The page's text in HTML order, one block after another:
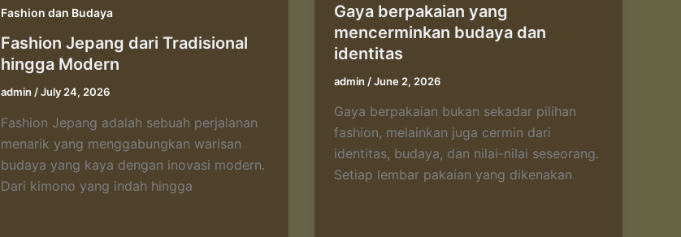
Fashion dan Budaya
Fashion Jepang dari Tradisional
hingga Modern
admin /July 24, 2026
Fashion Jepang adalah sebuah perjalanan
menarik yang menggabungkan warisan
budaya yang kaya dengan inovasi modern.
Dari kimono yang indah hingga
Gaya berpakaian yang
mencerminkan budaya dan
identitas
admin /June 2, 2026
Gaya berpakaian bukan sekadar pilihan
fashion, melainkan juga cermin dari
identitas, budaya, dan nilai-nilai seseorang.
Setiap lembar pakaian yang dikenakan